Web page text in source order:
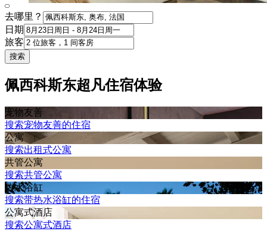
去哪里？
日期
旅客
搜索
佩西科斯东超凡住宿体验
宠物友善
搜索宠物友善的住宿
公寓
搜索出租式公寓
共管公寓
搜索共管公寓
热水浴缸
搜索带热水浴缸的住宿
公寓式酒店
搜索公寓式酒店